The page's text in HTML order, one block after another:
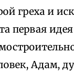
греха и
первая
Адам,